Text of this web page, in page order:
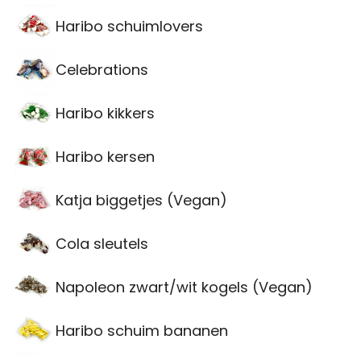
Haribo schuimlovers
Celebrations
Haribo kikkers
Haribo kersen
Katja biggetjes (Vegan)
Cola sleutels
Napoleon zwart/wit kogels (Vegan)
Haribo schuim bananen